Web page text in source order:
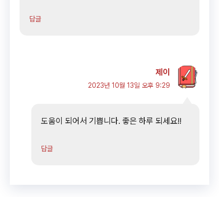
답글
제이
2023년 10월 13일 오후 9:29
도움이 되어서 기쁩니다. 좋은 하루 되세요!!
답글